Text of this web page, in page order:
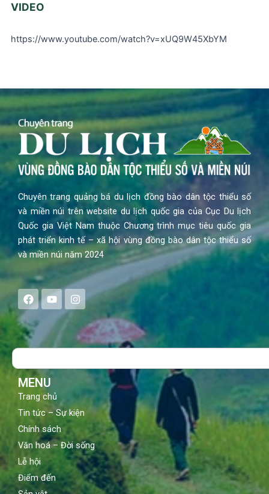
VIDEO
https://www.youtube.com/watch?v=xUQ9W45XbYM
Chuyên trang quảng bá du lịch đồng bào dân tộc thiểu số
và miền núi trên website du lịch quốc gia của Cục Du lịch
Quốc gia Việt Nam thuộc Chương trình mục tiêu quốc gia
phát triển kinh tế – xã hội vùng đồng bào dân tộc thiểu số
và miền núi năm 2024
F
a
e
b
o
Y
o
t
b
I
n
s
a
g
Search
MENU
Trang chủ
Tin tức – Sự kiện
Chính sách
Văn hoá – Đời sống
Lễ hội
Điểm đến